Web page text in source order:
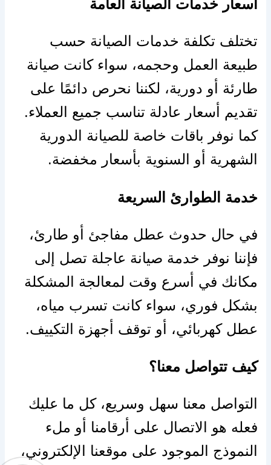
أسعار خدمات الصيانة العامة
تختلف تكلفة خدمات الصيانة حسب
طبيعة العمل وحجمه، سواء كانت صيانة
طارئة أو دورية، لكننا نحرص دائمًا على
تقديم أسعار عادلة تناسب جميع العملاء.
كما نوفر باقات خاصة للصيانة الدورية
الشهرية أو السنوية بأسعار مخفضة.
خدمة الطوارئ السريعة
في حال حدوث عطل مفاجئ أو طارئ،
فإننا نوفر خدمة صيانة عاجلة تصل إلى
مكانك في أسرع وقت لمعالجة المشكلة
بشكل فوري، سواء كانت تسرب مياه،
عطل كهربائي، أو توقف أجهزة التكييف.
كيف تتواصل معنا؟
التواصل معنا سهل وسريع، كل ما عليك
فعله هو الاتصال على أرقامنا أو ملء
النموذج الموجود على موقعنا الإلكتروني،